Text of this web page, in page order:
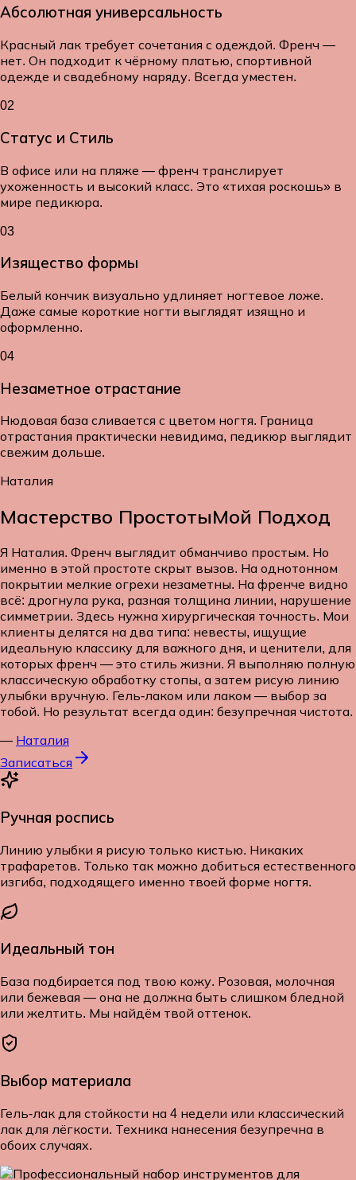
Абсолютная универсальность
Красный лак требует сочетания с одеждой. Френч —
нет. Он подходит к чёрному платью, спортивной
одежде и свадебному наряду. Всегда уместен.
02
Статус и Стиль
В офисе или на пляже — френч транслирует
ухоженность и высокий класс. Это «тихая роскошь» в
мире педикюра.
03
Изящество формы
Белый кончик визуально удлиняет ногтевое ложе.
Даже самые короткие ногти выглядят изящно и
оформленно.
04
Незаметное отрастание
Нюдовая база сливается с цветом ногтя. Граница
отрастания практически невидима, педикюр выглядит
свежим дольше.
Наталия
Мастерство ПростотыМой Подход
Я Наталия. Френч выглядит обманчиво простым. Но
именно в этой простоте скрыт вызов. На однотонном
покрытии мелкие огрехи незаметны. На френче видно
всё: дрогнула рука, разная толщина линии, нарушение
симметрии. Здесь нужна хирургическая точность. Мои
клиенты делятся на два типа: невесты, ищущие
идеальную классику для важного дня, и ценители, для
которых френч — это стиль жизни. Я выполняю полную
классическую обработку стопы, а затем рисую линию
улыбки вручную. Гель-лаком или лаком — выбор за
тобой. Но результат всегда один: безупречная чистота.
— Наталия
Записаться
Ручная роспись
Линию улыбки я рисую только кистью. Никаких
трафаретов. Только так можно добиться естественного
изгиба, подходящего именно твоей форме ногтя.
Идеальный тон
База подбирается под твою кожу. Розовая, молочная
или бежевая — она не должна быть слишком бледной
или желтить. Мы найдём твой оттенок.
Выбор материала
Гель-лак для стойкости на 4 недели или классический
лак для лёгкости. Техника нанесения безупречна в
обоих случаях.